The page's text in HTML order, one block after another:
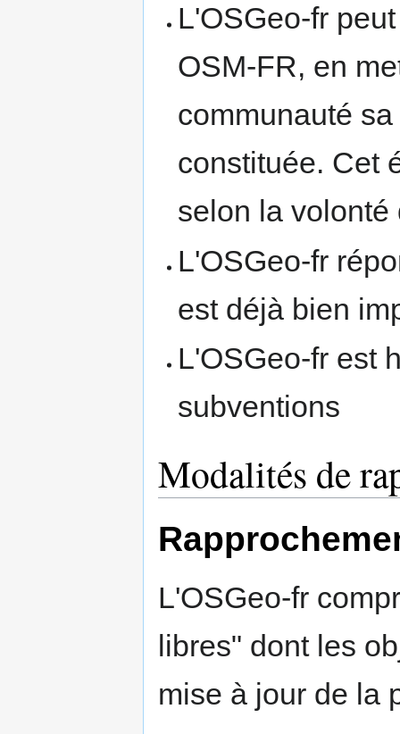
L'OSGeo-fr
OSM-FR, en
communauté
constituée. Cet
selon la volonté
L'OSGeo-fr
est déjà bien
L'OSGeo-fr est
subventions
Modalités de
L'OSGeo-fr
libres" dont les
mise à jour de la